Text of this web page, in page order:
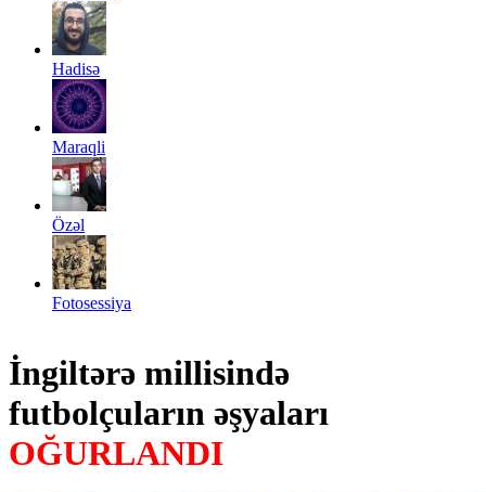
Hadisə
Maraqli
Özəl
Fotosessiya
İngiltərə millisində
futbolçuların əşyaları
OĞURLANDI